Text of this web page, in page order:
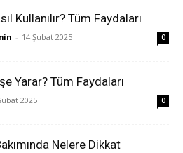
Kullanılır? Tüm Faydaları
- 14 Şubat 2025 0
Yarar? Tüm Faydaları
2025 0
Nelere Dikkat